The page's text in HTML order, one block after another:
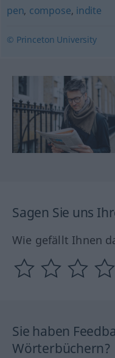
pen, compose, indite
© Princeton University
Sagen Sie uns
Wie gefällt Ihnen
Sie haben
Wörterbüchern?